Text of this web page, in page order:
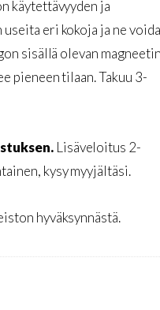
käytettävyyden ja
useita eri kokoja ja ne
sisällä olevan
pieneen tilaan. Takuu 3-
Lisäveloitus 2-
kysy myyjältäsi.
hyväksynnästä.